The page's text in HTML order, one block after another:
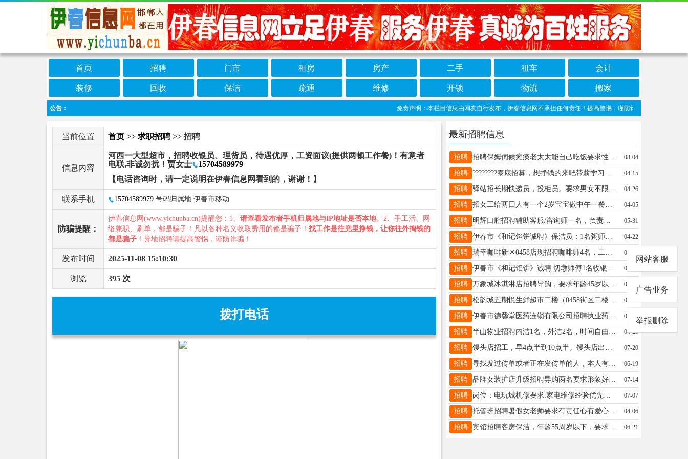
首页 招聘 门市 租房 房产 二手 租车 会计
装修 回收 保洁 疏通 维修 开锁 物流 搬家
公告： 免责声明：本栏目信息由网友自行发布，伊春信息网不承担任何责任！提高警惕，谨防诈骗！做推广、做信息
当前位置 首页 >> 求职招聘>> 招聘
信息内容
河西一大型超市，招聘收银员、理货员，待遇优厚，工资面议(提供两顿工作餐)！有意者
电联,非诚勿扰！贾女士
15704589979
【电话咨询时，请一定说明在伊春信息网看到的，谢谢！】
联系手机 15704589979 号码归属地:伊春市移动
防骗提醒：
伊春信息网(www.yichunba.cn)提醒您：1、 请查看发布者手机归属地与IP地址是否本地。2、手工活、网
络兼职、刷单，都是骗子！凡以各种名义收取费用的都是骗子！ 找工作是往兜里挣钱，让你往外掏钱的
都是骗子 ！异地招聘请提高警惕，谨防诈骗！
发布时间 2025-11-08 15:10:30
浏览 395 次
拨打电话
最新招聘信息
招聘 招聘保姆伺候瘫痪老太太能自己吃饭要求性格好温柔细心会照顾人咨询电话13796511852女士15704589995 08-04
招聘 ????????泰康招募，想挣钱的来吧带薪学习，享受1500元学习津贴！对✔1500，1500你没听错????招聘年龄：25-50周岁????工作时间：每天8：30—10：30[胜利]选择大于努力，只是缺少一个平台！本月开班，名额有限[礼物]参加面试就有精美礼品????????咨询电话：13766737044姚18945886922 04-15
招聘 驿站招长期快递员，投柜员。要求男女不限，年龄体力够就行，心细，责任心强。待遇电话联系。有经验者电联，吴先生13114587976吴先生13114587976 04-26
招聘 招女工给两囗人有一个2岁宝宝做中午一餐擦卫生，房子90多平，地点南越橘。电话15734588001李女士15734588001 04-05
招聘 明辉口腔招聘辅助客服/咨询师一名，负责到店患者维护、老客户回访、配合市场部等工作。要求:女性，年龄40周岁以下，有牙科行业工作经验优先。联系电话：1312...更多>>联系电话：13124588281蒲经理13124588281 05-31
招聘 伊春市《和记馅饼诚聘》保洁员：1名粥师傅:1名应聘电话☎️：郭经理13089598966（微信同步）王经理13039661889（微信同步）郭经理13089598966 04-22
招聘 瑞幸咖啡新区0458店现招聘咖啡师4名，工资4000+有意者联系电话☎️13091603030王13091603030 04-05
招聘 伊春市《和记馅饼》诚聘:切墩师傅1名收银员1名粥师傅1名后厨面案1名有经验者优先录用，待遇优厚，工作长期稳定，要求能起早。林业局提供宿舍！应聘电话:13089598966（微信同步）郭经理13089598966 04-17
招聘 万象城冰淇淋店招聘导购，要求年龄45岁以下，男女不限，三班倒，有休息日，有意者联系13314588881刘女士13314588881 04-23
招聘 松韵城五期悦生鲜超市二楼（0458街区二楼）招前厅服务员一名，工资+提层4500+稳定长期，每天8点前下班，忙时就中午饭口和晚上饭口，下午有休息外出时间一天两顿工作餐，生日有生日蛋糕，每年工资底薪长涨100要求肯干，长期的服务员，乌马河地区有线车也方便有意电联15604581017陈先生15604581017 07-31
招聘 伊春市德馨堂医药连锁有限公司招聘执业药师若干名要求：有执业资格证王女士13804852680 04-15
招聘 半山物业招聘内洁1名，外洁2名，时间自由，年龄不限，身体健康，活干好就行，附近优先。有意者来物业联系。程先生13199277791 04-23
招聘 馒头店招工，早4点半到10点半。馒头店出兑，位置好，客源稳定，包教技术。接手即可盈利。非诚勿扰。姜15754586500 07-20
招聘 寻找发过传单或者正在发传单的人，本人有名片需要发，有的话联系我吴先生16645833339 06-19
招聘 品牌女装扩店升级招聘导购两名要求形象好气质佳20-40岁有销售工作经验优先工作时间上下午倒班制底薪＋提成＋满勤十工龄3000-5000李19604580990 07-14
招聘 岗位：电玩城机修要求:家电维修经验优先。薪资：4000-6000上一休一周六日不休包吃包住工作时间：9:00-22:00联系方式：高经理，13354538994高18004587078 07-07
招聘 托管班招聘暑假女老师要求有责任心有爱心中午管饭李老师15246918781 04-06
招聘 宾馆招聘客房保洁，年龄55周岁以下，要求干活干净利索，工作时间早八晚五中午管饭，底薪+满勤+提成+工龄工资。（长期工作，短期勿扰）工作地点：傲城附近。联系电话15145805671。张先生15145805671 06-21
网站客服
广告业务
举报删除